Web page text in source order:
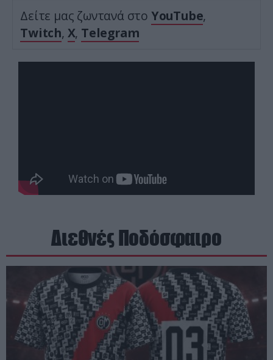
Δείτε μας ζωντανά στο YouTube,
Twitch, X, Telegram
Διεθνές Ποδόσφαιρο